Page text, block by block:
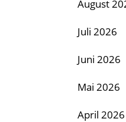
August
Juli 2026
Juni 2026
Mai 2026
April 2026